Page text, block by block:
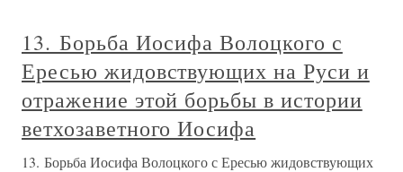
13. Борьба Иосифа Волоцкого с
Ересью жидовствующих на Руси и
отражение этой борьбы в истории
ветхозаветного Иосифа
13. Борьба Иосифа Волоцкого с Ересью жидовствующих